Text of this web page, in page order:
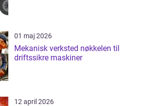
01 maj 2026
Mekanisk verksted nøkkelen til
driftssikre maskiner
12 april 2026